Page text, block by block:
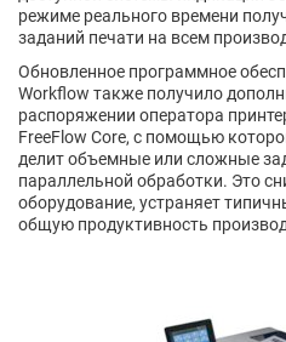
режиме реального времени
заданий печати на всем
Обновленное программное
Workflow также получило
распоряжении оператора
FreeFlow Core, с помощью
делит объемные или сложные
параллельной обработки. Это
оборудование, устраняет
общую продуктивность